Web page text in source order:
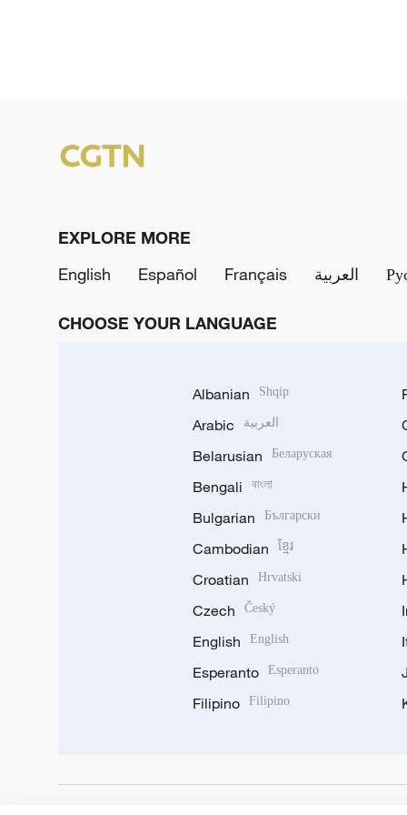
EXPLORE MORE
English
Español Français العربية
CHOOSE YOUR LANGUAGE
Albanian Shqip
Arabic العربية
Belarusian Беларуская
Bengali বাংলা
Bulgarian Български
Cambodian ខ្មែរ
Croatian Hrvatski
Czech Český
English English
Esperanto Esperanto
Filipino Filipino